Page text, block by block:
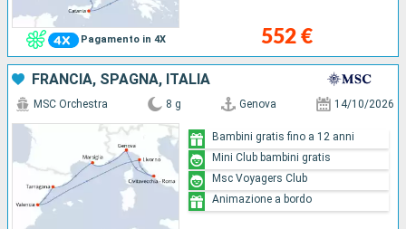
Pagamento in 4X 552 €
FRANCIA, SPAGNA, ITALIA
MSC Orchestra 8 g Genova 14/10/2026
Bambini gratis fino a 12 anni
Mini Club bambini gratis
Msc Voyagers Club
Animazione a bordo